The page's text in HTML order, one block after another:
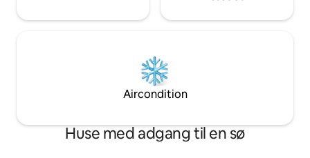
Aircondition
Huse med adgang til en sø